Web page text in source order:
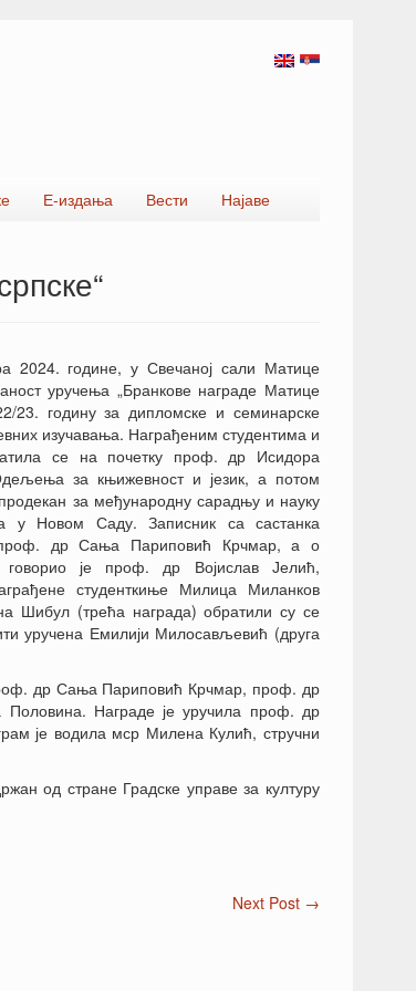
Е-издања Вести Најаве
2024. године, у Свечаној сали Матице
уручења „Бранкове награде Матице
23. годину за дипломске и семинарске
изучавања. Награђеним студентима и
се на почетку проф. др Исидора
за књижевност и језик, а потом
за међународну сарадњу и науку
у Новом Саду. Записник са састанка
др Сања Париповић Крчмар, а о
говорио је проф. др Војислав Јелић,
студенткиње Милица Миланков
Шибул (трећа награда) обратили су се
уручена Емилији Милосављевић (друга
др Сања Париповић Крчмар, проф. др
Награде је уручила проф. др
је водила мср Милена Кулић, стручни
од стране Градске управе за културу
Next Post →